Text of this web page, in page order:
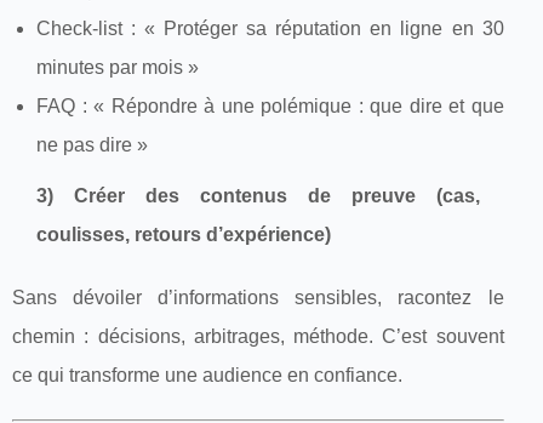
Check-list : « Protéger sa réputation en ligne en 30
minutes par mois »
FAQ : « Répondre à une polémique : que dire et que
ne pas dire »
3) Créer des contenus de preuve (cas,
coulisses, retours d’expérience)
Sans dévoiler d’informations sensibles, racontez le
chemin : décisions, arbitrages, méthode. C’est souvent
ce qui transforme une audience en confiance.